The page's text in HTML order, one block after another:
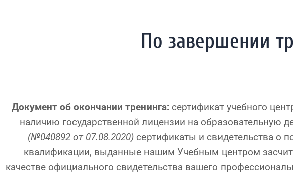
По завершении
Документ об окончании тренинга: сертификат учебного
наличию государственной лицензии на образовательную
(№040892 от 07.08.2020)сертификаты и свидетельства о
квалификации, выданные нашим Учебным центром
качестве официального свидетельства вашего